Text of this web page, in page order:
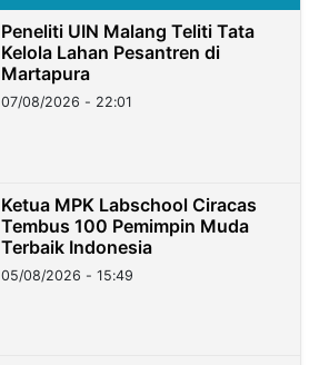
Peneliti UIN Malang Teliti Tata
Kelola Lahan Pesantren di
Martapura
07/08/2026 - 22:01
Ketua MPK Labschool Ciracas
Tembus 100 Pemimpin Muda
Terbaik Indonesia
05/08/2026 - 15:49